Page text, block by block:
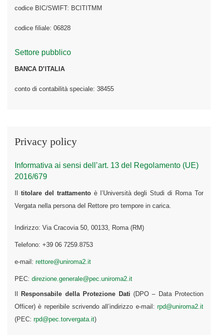
codice BIC/SWIFT: BCITITMM
codice filiale: 06828
Settore pubblico
BANCA D’ITALIA
conto di contabilità speciale: 38455
Privacy policy
Informativa ai sensi dell’art. 13 del Regolamento (UE)
2016/679
titolare del trattamentoè l’Università degli Studi di Roma Tor
Vergata nella persona del Rettore pro tempore in carica.
Indirizzo: Via Cracovia 50, 00133, Roma (RM)
Telefono: +39 06 7259.8753
e-mail: rettore@uniroma2.it
PEC: direzione.generale@pec.uniroma2.it
Responsabile della Protezione Dati (DPO – Data Protection
Officer) è reperibile scrivendo all’indirizzo e-mail: rpd@uniroma2.it
(PEC: rpd@pec.torvergata.it)